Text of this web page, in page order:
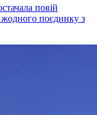
повій
жодного поєдинку з